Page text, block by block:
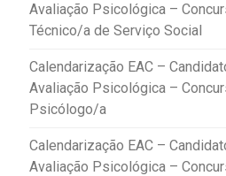
Avaliação Psicológica –
Técnico/a de Serviço Social
Calendarização EAC –
Avaliação Psicológica –
Psicólogo/a
Calendarização EAC –
Avaliação Psicológica –